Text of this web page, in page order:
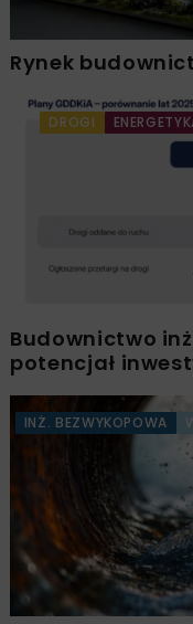
Rynek
DROGI
Budownictwo
potencjał
INŻ. BEZWYKOPOWA